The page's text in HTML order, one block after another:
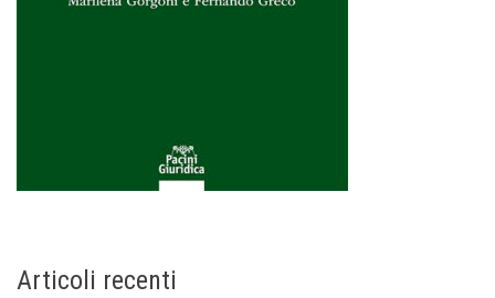
Articoli recenti